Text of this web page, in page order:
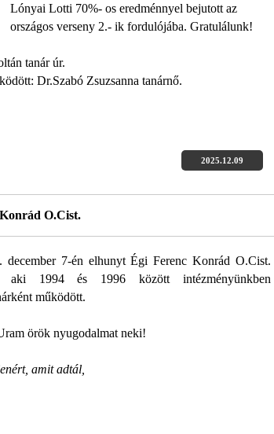
Lónyai Lotti 70%- os eredménnyel bejutott az
országos verseny 2.- ik fordulójába. Gratulálunk!
tanár úr.
Dr.Szabó Zsuzsanna tanárnő.
2025.12.09
O.Cist.
december 7-én elhunyt Égi Ferenc Konrád O.Cist.
aki 1994 és 1996 között intézményünkben
működött.
örök nyugodalmat neki!
amit adtál,